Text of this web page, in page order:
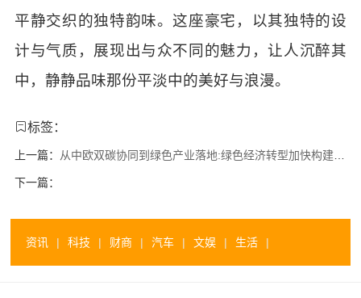
平静交织的独特韵味。这座豪宅，以其独特的设
计与气质，展现出与众不同的魅力，让人沉醉其
中，静静品味那份平淡中的美好与浪漫。
标签：
上一篇： 从中欧双碳协同到绿色产业落地:绿色经济转型加快构建绿色发展协同新路径
下一篇：
资讯 | 科技 | 财商 | 汽车 | 文娱 | 生活 |